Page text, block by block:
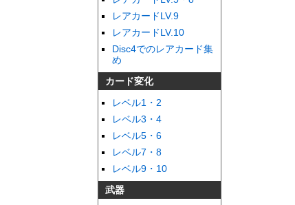
レアカードLV.9
レアカードLV.10
Disc4でのレアカード集
め
カード変化
レベル1・2
レベル3・4
レベル5・6
レベル7・8
レベル9・10
武器